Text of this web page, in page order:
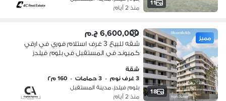
11
منذ 2 أيام
18
مميز 6,600,000 ج.م
شقه للبيع 3 غرف استلام فوري في ارقي
كمبوند في المستقبل في بلوم فيلدز
برايم لوكيشن Bloomfields
شقة
3 غرف نوم
• 3 حمامات • 160 م٢
بلوم فيلدز، مدينة المستقبل
منذ 2 أيام